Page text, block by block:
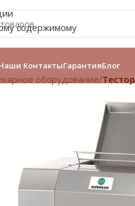
содержимому
КонтактыГарантияБлог
оборудование/